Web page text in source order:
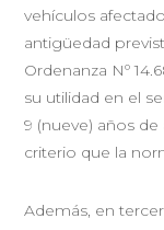
vehículos
antigüedad
Ordenanza Nº
su utilidad en el
9 (nueve) años
criterio que la
Además, en